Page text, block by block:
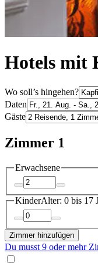
Hotels mit
Wo soll’s hingehen?
Daten
Gäste
Zimmer 1
Erwachsene
KinderAlter: 0 bis 17
Zimmer hinzufügen
Du musst 9 oder mehr